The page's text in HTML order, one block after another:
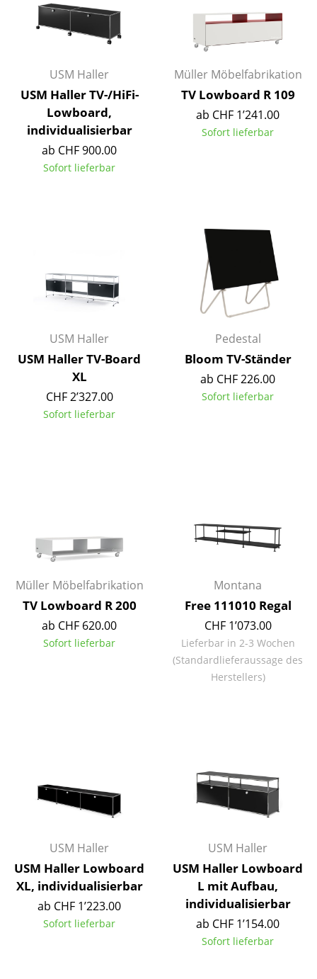
Outdoor-Leuchten
Akkuleuchten
... alle Leuchten
Betten
Doppelbetten
Einzelbetten
... alle Betten
Accessoires
Uhren
Spiegel
Figuren & Miniaturen
Vasen
Kissen
Teppiche
Vorhänge
... alle Accessoires
Schlafzimmer
Arbeitszimmer
Diele
Badezimmer
USM Haller
USM Haller TV-/HiFi-
Lowboard,
individualisierbar
ab CHF 900.00
Sofort lieferbar
Müller Möbelfabrikation
TV Lowboard R 109
ab CHF 1’241.00
Sofort lieferbar
USM Haller
USM Haller TV-Board
XL
CHF 2’327.00
Sofort lieferbar
Pedestal
Bloom TV-Ständer
ab CHF 226.00
Sofort lieferbar
Müller Möbelfabrikation
TV Lowboard R 200
ab CHF 620.00
Sofort lieferbar
Montana
Free 111010 Regal
CHF 1’073.00
Lieferbar in 2-3 Wochen
(Standardlieferaussage des
Herstellers)
USM Haller
USM Haller Lowboard
XL, individualisierbar
ab CHF 1’223.00
Sofort lieferbar
USM Haller
USM Haller Lowboard
L mit Aufbau,
individualisierbar
ab CHF 1’154.00
Sofort lieferbar